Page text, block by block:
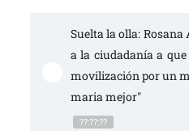
Suelta la olla:
a la ciudadanía a
movilización por un
maria mejor"
??:??:??